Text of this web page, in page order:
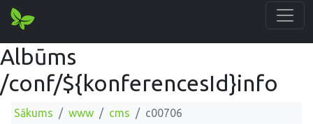
Albūms
/conf/${konferencesId}info
Sākums www cms c00706